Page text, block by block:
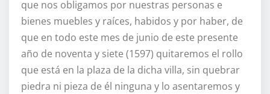
que nos obligamos por nuestras personas e
bienes muebles y raíces, habidos y por haber, de
que en todo este mes de junio de este presente
año de noventa y siete (1597) quitaremos el rollo
que está en la plaza de la dicha villa, sin quebrar
piedra ni pieza de él ninguna y lo asentaremos y